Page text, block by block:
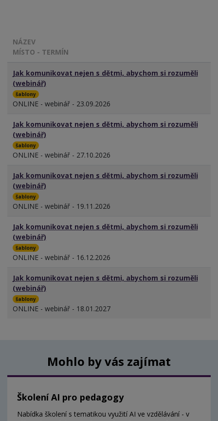
NÁZEV
MÍSTO - TERMÍN
Jak komunikovat nejen s dětmi, abychom si rozuměli
(webinář)
šablony
ONLINE - webinář - 23.09.2026
Jak komunikovat nejen s dětmi, abychom si rozuměli
(webinář)
šablony
ONLINE - webinář - 27.10.2026
Jak komunikovat nejen s dětmi, abychom si rozuměli
(webinář)
šablony
ONLINE - webinář - 19.11.2026
Jak komunikovat nejen s dětmi, abychom si rozuměli
(webinář)
šablony
ONLINE - webinář - 16.12.2026
Jak komunikovat nejen s dětmi, abychom si rozuměli
(webinář)
šablony
ONLINE - webinář - 18.01.2027
Mohlo by vás zajímat
Školení AI pro pedagogy
Nabídka školení s tematikou využití AI ve vzdělávání - v